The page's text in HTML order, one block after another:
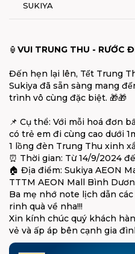
SUKIYA
🏮 VUI TRUNG THU - RƯỚC
Đến hẹn lại lên, Tết Trung
Sukiya đã sẵn sàng mang
trình vô cùng đặc biệt. 🎁🎁
📌 Cụ thể: Với mỗi hoá đơn
có trẻ em đi cùng cao dưới
1 lồng đèn Trung Thu xinh
⏰ Thời gian: Từ 14/9/2024
🏠 Địa điểm: Sukiya AEON
TTTM AEON Mall Bình
Ba mẹ nhớ note lịch dẫn
rinh quà về nha!!!
Xin kính chúc quý khách
vẻ và ấp áp bên cạnh gia